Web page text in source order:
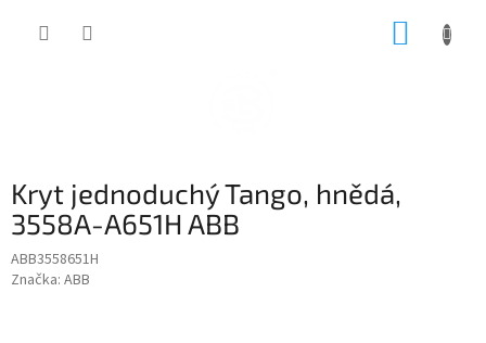
Kryt jednoduchý Tango, hnědá,
3558A-A651H ABB
ABB3558651H
Značka: ABB